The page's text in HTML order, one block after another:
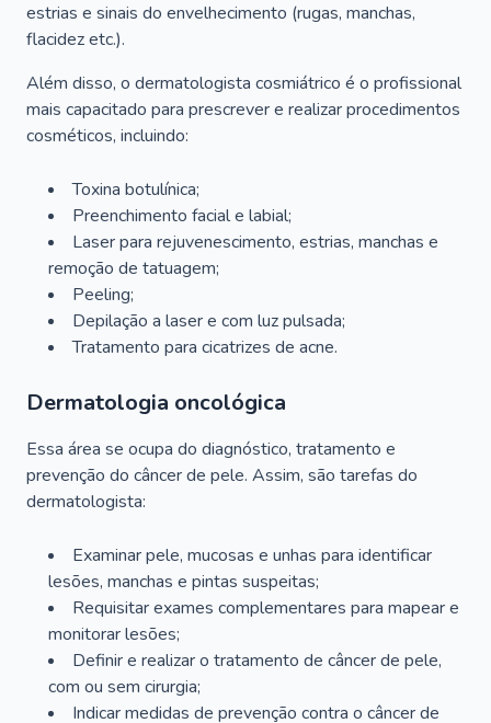
estrias e sinais do envelhecimento (rugas, manchas,
flacidez etc.).
Além disso, o dermatologista cosmiátrico é o profissional
mais capacitado para prescrever e realizar procedimentos
cosméticos, incluindo:
Toxina botulínica;
Preenchimento facial e labial;
Laser para rejuvenescimento, estrias, manchas e
remoção de tatuagem;
Peeling;
Depilação a laser e com luz pulsada;
Tratamento para cicatrizes de acne.
Dermatologia oncológica
Essa área se ocupa do diagnóstico, tratamento e
prevenção do câncer de pele. Assim, são tarefas do
dermatologista:
Examinar pele, mucosas e unhas para identificar
lesões, manchas e pintas suspeitas;
Requisitar exames complementares para mapear e
monitorar lesões;
Definir e realizar o tratamento de câncer de pele,
com ou sem cirurgia;
Indicar medidas de prevenção contra o câncer de